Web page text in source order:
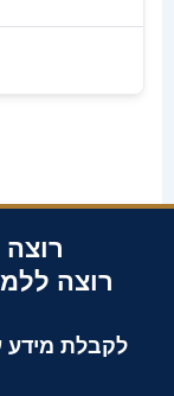
רוצה
לקבלת מידע